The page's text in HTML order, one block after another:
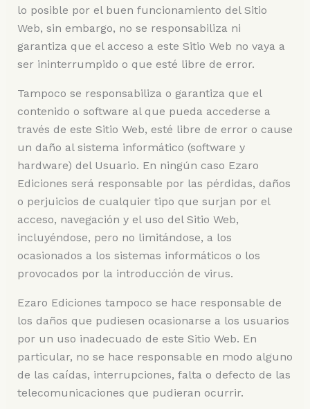
lo posible por el buen funcionamiento del Sitio
Web, sin embargo, no se responsabiliza ni
garantiza que el acceso a este Sitio Web no vaya a
ser ininterrumpido o que esté libre de error.
Tampoco se responsabiliza o garantiza que el
contenido o software al que pueda accederse a
través de este Sitio Web, esté libre de error o cause
un daño al sistema informático (software y
hardware) del Usuario. En ningún caso Ezaro
Ediciones será responsable por las pérdidas, daños
o perjuicios de cualquier tipo que surjan por el
acceso, navegación y el uso del Sitio Web,
incluyéndose, pero no limitándose, a los
ocasionados a los sistemas informáticos o los
provocados por la introducción de virus.
Ezaro Ediciones tampoco se hace responsable de
los daños que pudiesen ocasionarse a los usuarios
por un uso inadecuado de este Sitio Web. En
particular, no se hace responsable en modo alguno
de las caídas, interrupciones, falta o defecto de las
telecomunicaciones que pudieran ocurrir.